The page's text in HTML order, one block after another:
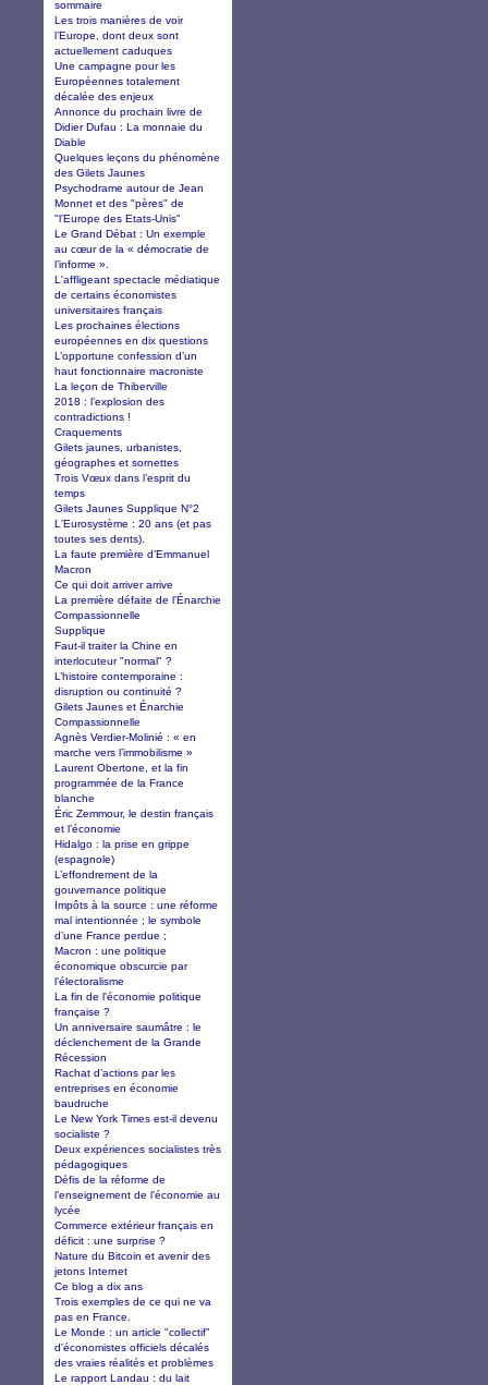
sommaire
Les trois manières de voir
l’Europe, dont deux sont
actuellement caduques
Une campagne pour les
Européennes totalement
décalée des enjeux
Annonce du prochain livre de
Didier Dufau : La monnaie du
Diable
Quelques leçons du phénomène
des Gilets Jaunes
Psychodrame autour de Jean
Monnet et des "pères" de
"l'Europe des Etats-Unis"
Le Grand Débat : Un exemple
au cœur de la « démocratie de
l’informe ».
L'affligeant spectacle médiatique
de certains économistes
universitaires français
Les prochaines élections
européennes en dix questions
L’opportune confession d’un
haut fonctionnaire macroniste
La leçon de Thiberville
2018 : l’explosion des
contradictions !
Craquements
Gilets jaunes, urbanistes,
géographes et sornettes
Trois Vœux dans l’esprit du
temps
Gilets Jaunes Supplique N°2
L'Eurosystème : 20 ans (et pas
toutes ses dents).
La faute première d’Emmanuel
Macron
Ce qui doit arriver arrive
La première défaite de l’Énarchie
Compassionnelle
Supplique
Faut-il traiter la Chine en
interlocuteur "normal" ?
L’histoire contemporaine :
disruption ou continuité ?
Gilets Jaunes et Énarchie
Compassionnelle
Agnès Verdier-Molinié : « en
marche vers l’immobilisme »
Laurent Obertone, et la fin
programmée de la France
blanche
Éric Zemmour, le destin français
et l’économie
Hidalgo : la prise en grippe
(espagnole)
L’effondrement de la
gouvernance politique
Impôts à la source : une réforme
mal intentionnée ; le symbole
d’une France perdue ;
Macron : une politique
économique obscurcie par
l’électoralisme
La fin de l'économie politique
française ?
Un anniversaire saumâtre : le
déclenchement de la Grande
Récession
Rachat d’actions par les
entreprises en économie
baudruche
Le New York Times est-il devenu
socialiste ?
Deux expériences socialistes très
pédagogiques
Défis de la réforme de
l’enseignement de l’économie au
lycée
Commerce extérieur français en
déficit : une surprise ?
Nature du Bitcoin et avenir des
jetons Internet
Ce blog a dix ans
Trois exemples de ce qui ne va
pas en France.
Le Monde : un article "collectif"
d'économistes officiels décalés
des vraies réalités et problèmes
Le rapport Landau : du lait